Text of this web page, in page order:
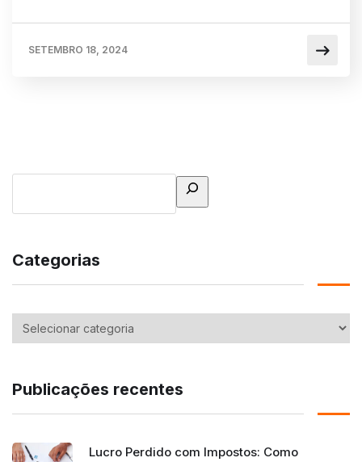
SETEMBRO 18, 2024
Categorias
Publicações recentes
Lucro Perdido com Impostos: Como